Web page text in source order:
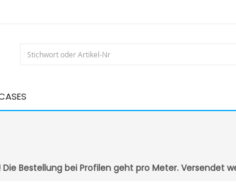
Die Bestellung bei Profilen geht pro Meter. Versendet